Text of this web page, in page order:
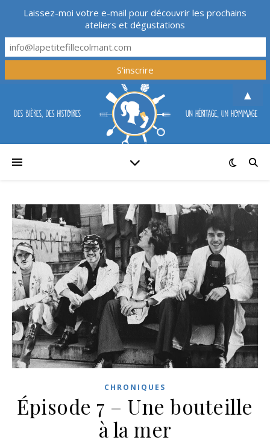
CHRONIQUES
Épisode 7 – Une bouteille
à la mer
Laissez-moi votre e-mail pour découvrir les prochains
ateliers et dégustations
▲